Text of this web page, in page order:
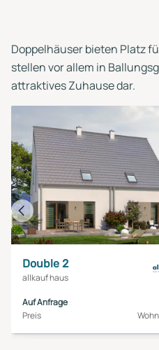
Doppelhäuser bieten Platz
stellen vor allem in
attraktives Zuhause dar.
Double 2
allkauf haus
Auf Anfrage
Preis
Vorheriges
Haus